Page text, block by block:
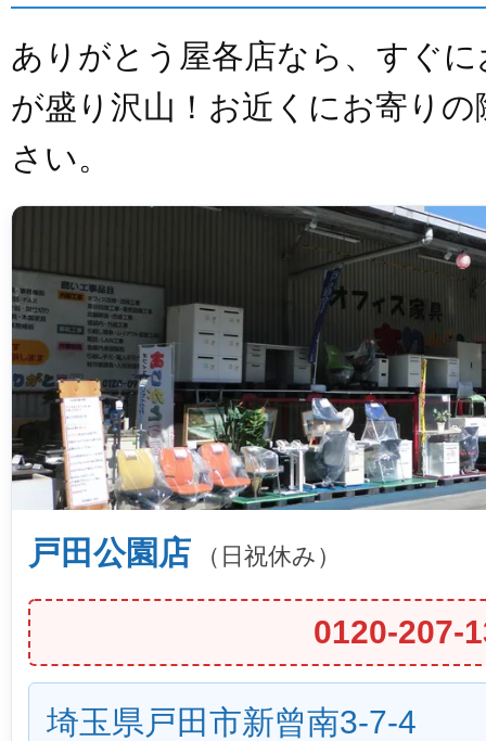
ありがとう屋各店なら、すぐ
が盛り沢山！お近くにお寄り
さい。
戸田公園店 （日祝休み）
0120-207-
埼玉県戸田市新曾南3-7-4